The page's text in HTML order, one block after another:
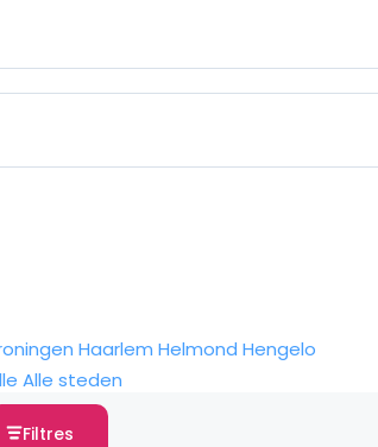
Haarlem Helmond Hengelo
Alle steden
Filtres